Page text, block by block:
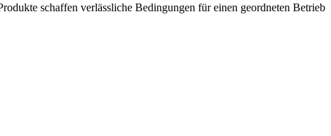
schaffen verlässliche Bedingungen für einen geordneten Betrieb